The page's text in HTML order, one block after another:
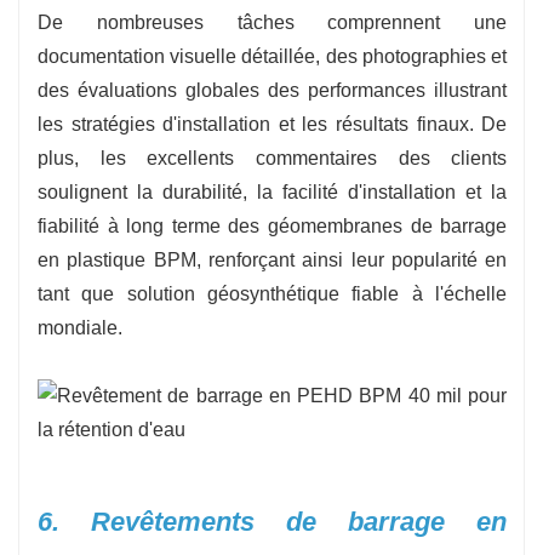
De nombreuses tâches comprennent une
documentation visuelle détaillée, des photographies et
des évaluations globales des performances illustrant
les stratégies d'installation et les résultats finaux. De
plus, les excellents commentaires des clients
soulignent la durabilité, la facilité d'installation et la
fiabilité à long terme des géomembranes de barrage
en plastique BPM, renforçant ainsi leur popularité en
tant que solution géosynthétique fiable à l'échelle
mondiale.
6. Revêtements de barrage en